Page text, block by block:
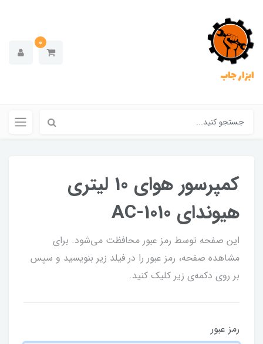
ابزار جاب
0
کمپرسور هوای 10 لیتری
هیوندای AC-1010
این صفحه توسط رمز عبور محافظت می‌شود. برای
مشاهده صفحه، رمز عبور را در فیلد زیر بنویسید و سپس
بر روی دکمه‌ی زیر کلیک کنید.
رمز عبور